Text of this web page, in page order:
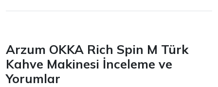
Arzum OKKA Rich Spin M Türk
Kahve Makinesi İnceleme ve
Yorumlar